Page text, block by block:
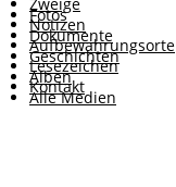
Fotos
Dokumente
Geschichten
Alben
Alle Medien
Notizen
Aufbewahrungsorte
Lesezeichen
Kontakt